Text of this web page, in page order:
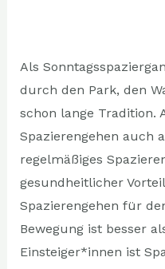
Als
durch den Park, den
schon lange Tradition.
Spazierengehen auch
regelmäßiges
gesundheitlicher
Spazierengehen für
Bewegung ist besser
Einsteiger*innen ist